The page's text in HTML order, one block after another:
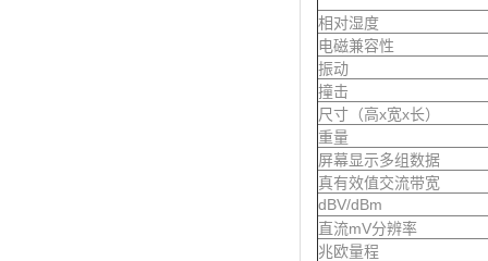
相对湿度
电磁兼容性
振动
撞击
尺寸（高x宽x长）
重量
屏幕显示多组数据
真有效值交流带宽
dBV/dBm
直流mV分辨率
兆欧量程